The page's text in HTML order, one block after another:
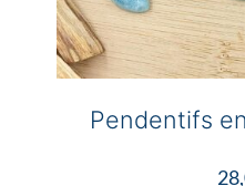
Pendentifs